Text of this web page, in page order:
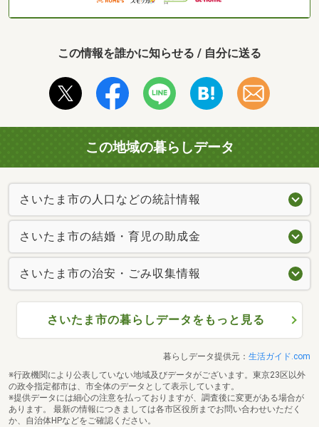
この情報を誰かに知らせる / 自分に送る
この地域の暮らしデータ
さいたま市の人口などの統計情報
さいたま市の結婚・育児の助成金
さいたま市の治安・ごみ収集情報
さいたま市の暮らしデータをもっと見る
暮らしデータ提供元： 生活ガイド.com
※行政機関により公表していない地域及びデータがございます。東京23区以外
の政令指定都市は、市全体のデータとして表示しています。
※提供データには細心の注意を払っておりますが、調査後に変更がある場合が
あります。 最新の情報につきましては各市区役所までお問い合わせいただく
か、自治体HPなどをご確認ください。